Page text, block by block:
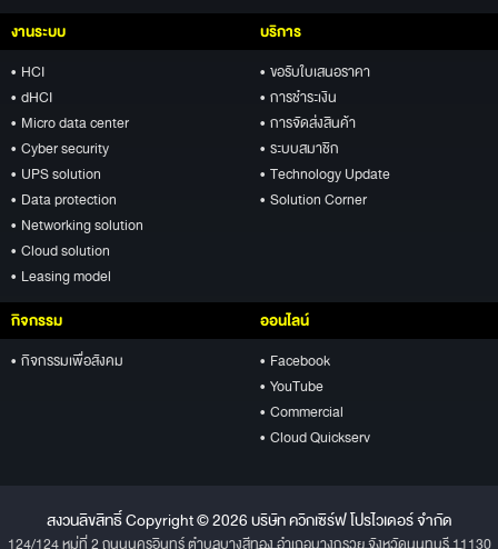
งานระบบ
• HCI
• dHCI
• Micro data center
• Cyber security
• UPS solution
• Data protection
• Networking solution
• Cloud solution
• Leasing model
บริการ
• ขอรับใบเสนอราคา
• การชำระเงิน
• การจัดส่งสินค้า
• ระบบสมาชิก
• Technology Update
• Solution Corner
กิจกรรม
• กิจกรรมเพื่อสังคม
ออนไลน์
• Facebook
• YouTube
• Commercial
• Cloud Quickserv
สงวนลิขสิทธิ์ Copyright © 2026 บริษัท ควิกเซิร์ฟ โปรไวเดอร์ จำกัด
124/124 หมู่ที่ 2 ถนนนครอินทร์ ตำบลบางสีทอง อำเภอบางกรวย จังหวัดนนทบุรี 11130